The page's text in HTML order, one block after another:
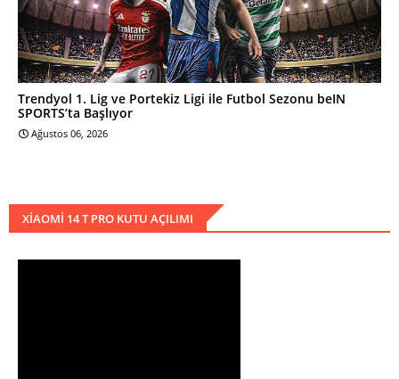
Trendyol 1. Lig ve Portekiz Ligi ile Futbol Sezonu beIN
SPORTS’ta Başlıyor
Ağustos 06, 2026
XIAOMI 14 T PRO KUTU AÇILIMI